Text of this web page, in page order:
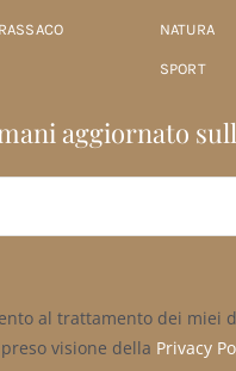
NATURA
SPORT
aggiornato
al trattamento dei miei
visione della Privacy